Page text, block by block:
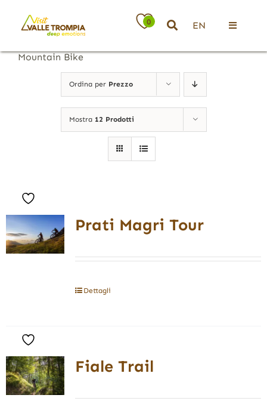
contenuto
0 EN
Toggle
Eventi
Mountain Bike
Ordina per Prezzo
Mostra 12 Prodotti
Prati Magri Tour
Dettagli
Fiale Trail